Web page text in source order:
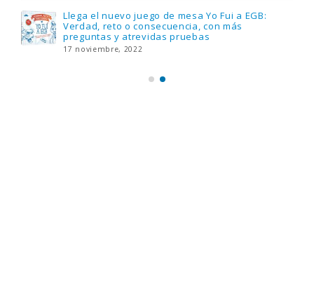
Llega el nuevo juego de mesa Yo Fui a EGB:
Verdad, reto o consecuencia, con más
preguntas y atrevidas pruebas
17 noviembre, 2022